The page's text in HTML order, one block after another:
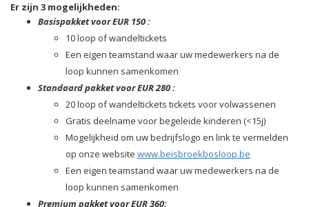
Er zijn 3 mogelijkheden:
Basispakket voor EUR 150 :
10 loop of wandeltickets
Een eigen teamstand waar uw medewerkers na de
loop kunnen samenkomen
Standaard pakket voor EUR 280 :
20 loop of wandeltickets tickets voor volwassenen
Gratis deelname voor begeleide kinderen (<15j)
Mogelijkheid om uw bedrijfslogo en link te vermelden
op onze website www.beisbroekbosloop.be
Een eigen teamstand waar uw medewerkers na de
loop kunnen samenkomen
Premium pakket voor EUR 360: